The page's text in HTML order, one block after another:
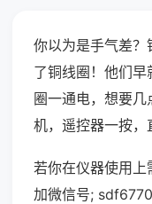
你以为是手气差
了铜线圈！他们
圈一通电，想要
机，遥控器一按，
若你在仪器使用
加微信号; sdf6770